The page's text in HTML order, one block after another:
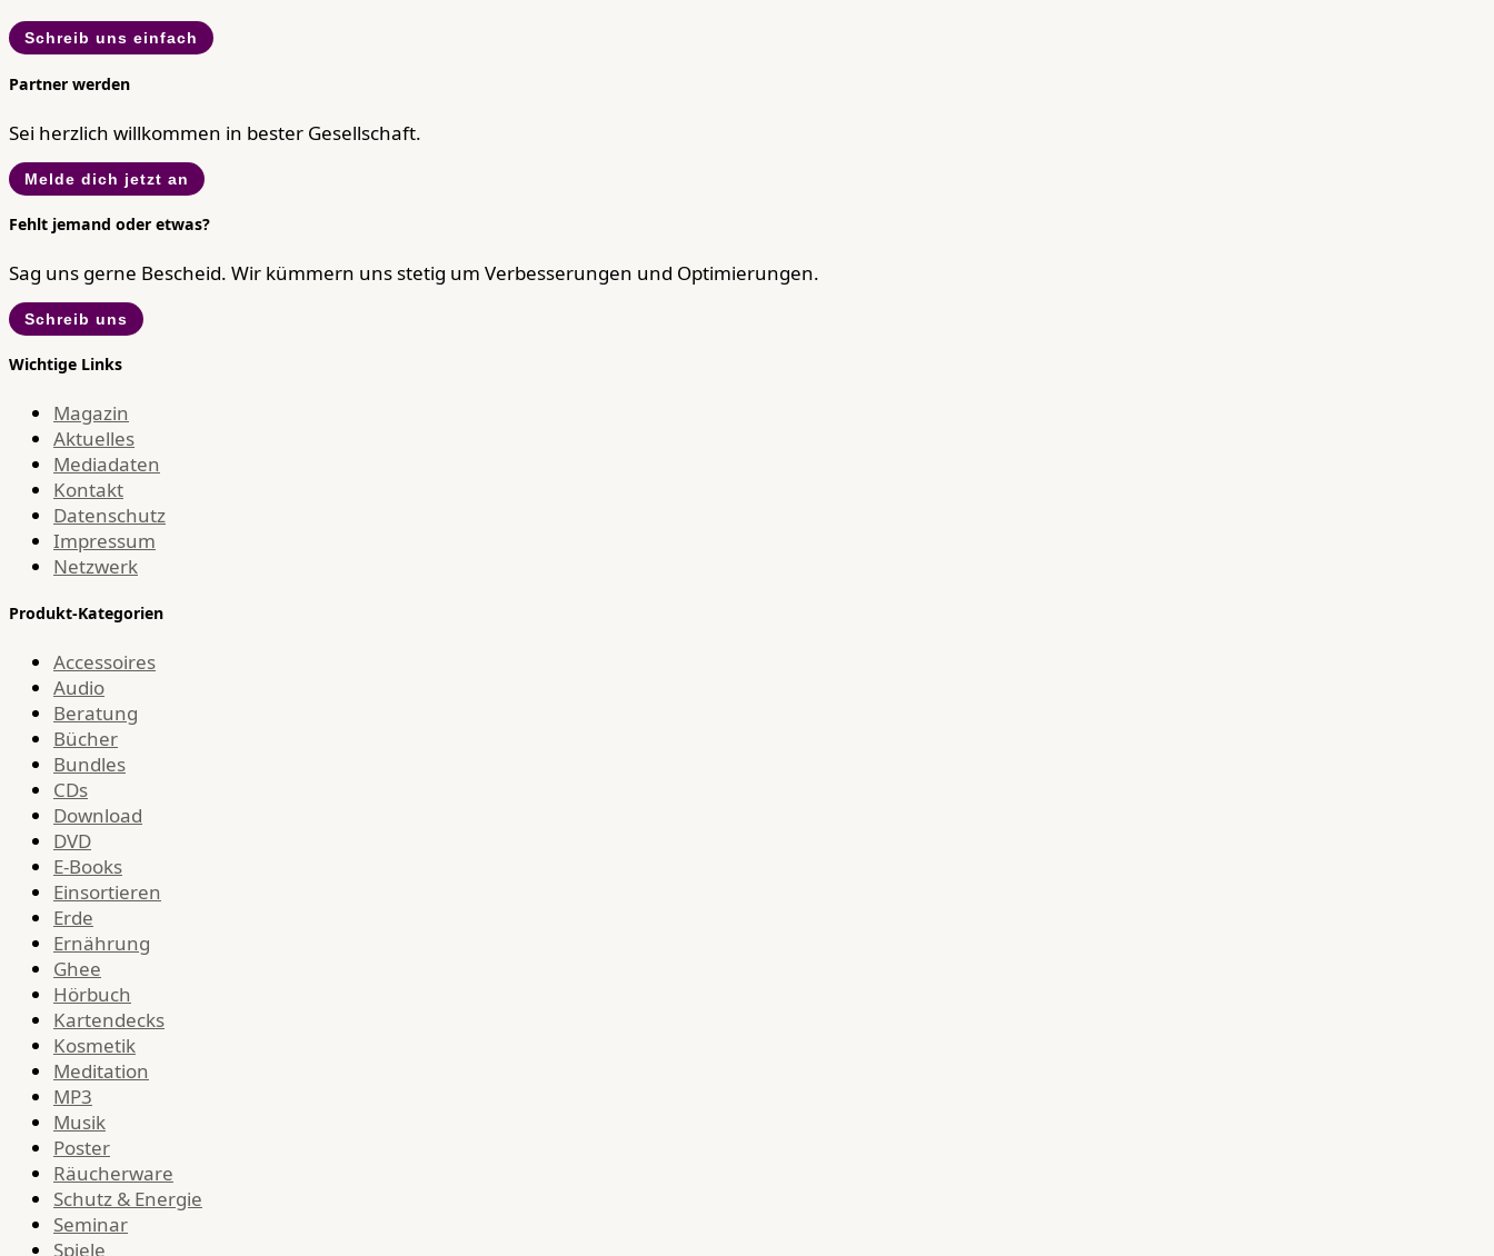
Schreib uns einfach
Partner werden
Sei herzlich willkommen in bester Gesellschaft.
Melde dich jetzt an
Fehlt jemand oder etwas?
Sag uns gerne Bescheid. Wir kümmern uns stetig um Verbesserungen und Optimierungen.
Schreib uns
Wichtige Links
Magazin
Aktuelles
Mediadaten
Kontakt
Datenschutz
Impressum
Netzwerk
Produkt-Kategorien
Accessoires
Audio
Beratung
Bücher
Bundles
CDs
Download
DVD
E-Books
Einsortieren
Erde
Ernährung
Ghee
Hörbuch
Kartendecks
Kosmetik
Meditation
MP3
Musik
Poster
Räucherware
Schutz & Energie
Seminar
Spiele